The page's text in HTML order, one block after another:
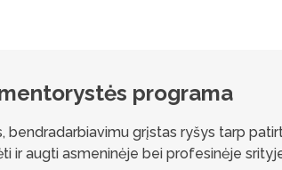
programa
bendradarbiavimu grįstas ryšys tarp
ir augti asmeninėje bei profesinėje